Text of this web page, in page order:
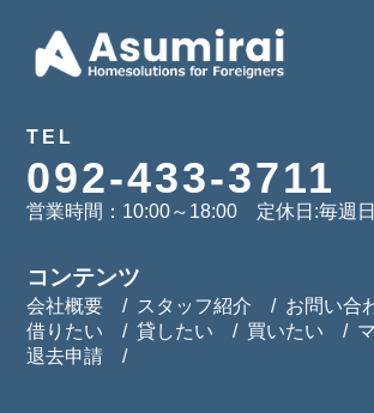
TEL
092-433-3711
営業時間：10:00～18:00 定休日:毎週
コンテンツ
会社概要 スタッフ紹介
お問い合
借りたい
貸したい 買いたい
退去申請